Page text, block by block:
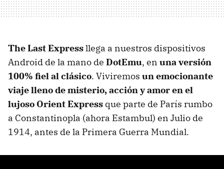
The Last Expressllega a nuestros dispositivos
Android de la mano de DotEmu, en una versión
100% fiel al clásico. Viviremos un emocionante
viaje lleno de misterio, acción y amor en el
lujoso Orient Express que parte de París rumbo
a Constantinopla (ahora Estambul) en Julio de
1914, antes de la Primera Guerra Mundial.